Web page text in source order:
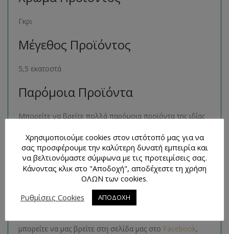
Γκρι
Μέγεθος Προϊόντος
5,5 εκατοστά
Παρόμοια Προϊόντα
Μπορείτε να βρείτε πολλά παρόμοια προϊόντα της ιδίας
ακολουθώντας τον σύνδεσμοεδώ.
Τρόποι Επικοινωνίας και
Για οποιαδήποτε απορία έχετε, θα χαρούμε πολύ να σας
μπορείτε να μας βρείτε στη σελίδα μας στο Facebook,
Χρησιμοποιούμε cookies στον ιστότοπό μας για να
σας προσφέρουμε την καλύτερη δυνατή εμπειρία και
να βελτιονόμαστε σύμφωνα με τις προτειμίσεις σας.
Κάνοντας κλικ στο "Αποδοχή", αποδέχεστε τη χρήση
ΟΛΩΝ των cookies.
Ρυθμίσεις Cookies
ΑΠΟΔΟΧΗ